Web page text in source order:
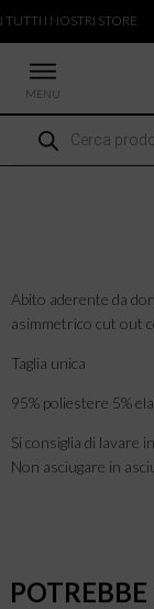
I NOSTRI STORE
MENU
Ricerca
prodotti
ARRIVI
Abito aderente da
asimmetrico cut out
Taglia unica
95% poliestere 5%
Si consiglia di lavare
Non asciugare in